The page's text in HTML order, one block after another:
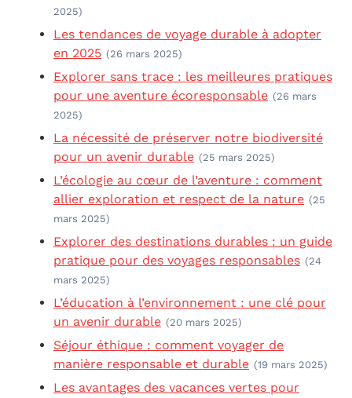
2025)
Les tendances de voyage durable à adopter
en 2025 (26 mars 2025)
Explorer sans trace : les meilleures pratiques
pour une aventure écoresponsable (26 mars
2025)
La nécessité de préserver notre biodiversité
pour un avenir durable (25 mars 2025)
L’écologie au cœur de l’aventure : comment
allier exploration et respect de la nature (25
mars 2025)
Explorer des destinations durables : un guide
pratique pour des voyages responsables (24
mars 2025)
L’éducation à l’environnement : une clé pour
un avenir durable (20 mars 2025)
Séjour éthique : comment voyager de
manière responsable et durable (19 mars 2025)
Les avantages des vacances vertes pour